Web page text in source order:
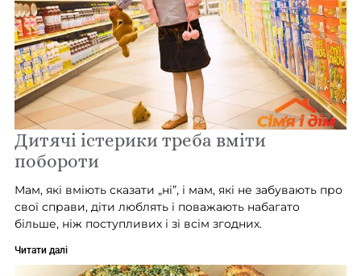
Дитячі істерики треба вміти
побороти
Мам, які вміють сказати „ні”, і мам, які не забувають про
свої справи, діти люблять і поважають набагато
більше, ніж поступливих і зі всім згодних.
Читати далі